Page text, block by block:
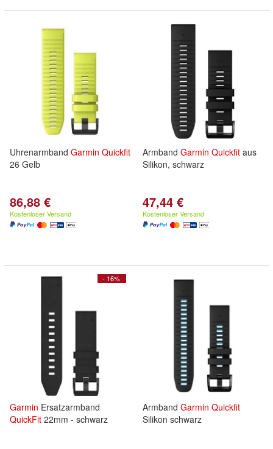
Uhrenarmband Garmin Quickfit
26 Gelb
86,88 €
Kostenloser Versand
Armband Garmin Quickfit aus
Silikon, schwarz
47,44 €
Kostenloser Versand
- 16%
Garmin Ersatzarmband
QuickFit 22mm - schwarz
Armband Garmin Quickfit
Silikon schwarz